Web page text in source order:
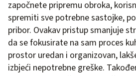
započnete pripremu obroka,
spremiti sve potrebne sastojke,
pribor. Ovakav pristup smanjuje
da se fokusirate na sam proces
prostor uredan i organizovan,
izbjeći nepotrebne greške.